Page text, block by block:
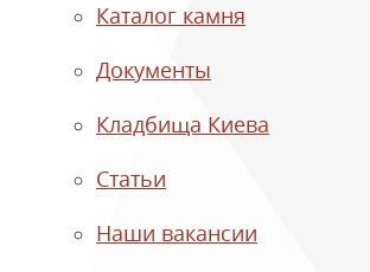
Каталог камня
Документы
Кладбища Киева
Статьи
Наши вакансии